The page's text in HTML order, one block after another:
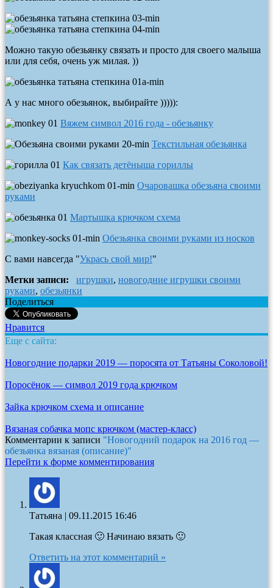
Можно такую обезьянку связать и просто для своего малыша
или для себя, очень уж милая. ))
А у нас много обезьянок, выбирайте ))))):
Вяжем символ 2016 года - обезьянку
Текстильная обезьянка
Как связать детёныша гориллы
Очаровашка обезьяна своими
руками
Мартышка крючком схема
Обезьянка своими руками из носков
С вами навсегда "Укрась свой мир!"
Метки записи:
игрушки, новогодние игрушки своими
руками, обезьянки
Поделиться
Нравится
Еще с сайта:
Новогодние подарки 2019 — поросята от Татьяны Соколовой!
Поросёнок — символ 2019 года крючком
Зайка крючком схема и описание
Вязаная собачка мопс крючком (мастер-класс)
Комментарии к записи "Новогодний подарок на 2016 год —
обезьянка вязаная (описание)"
Перейти к форме комментирования
Татьяна | 09.11.2015 16:46
Такая классная 🙂 Начинаю вязать 🙂
Ответить на этот комментарий »